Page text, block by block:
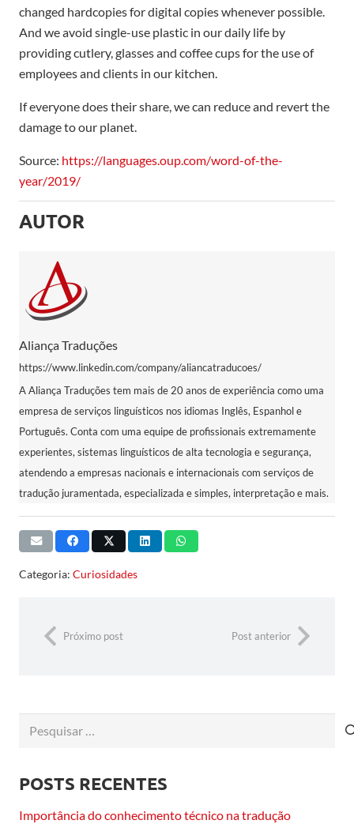
changed hardcopies for digital copies whenever possible.
And we avoid single-use plastic in our daily life by
providing cutlery, glasses and coffee cups for the use of
employees and clients in our kitchen.
If everyone does their share, we can reduce and revert the
damage to our planet.
Source: https://languages.oup.com/word-of-the-
year/2019/
AUTOR
Aliança Traduções
https://www.linkedin.com/company/aliancatraducoes/
A Aliança Traduções tem mais de 20 anos de experiência como uma
empresa de serviços linguísticos nos idiomas Inglês, Espanhol e
Português. Conta com uma equipe de profissionais extremamente
experientes, sistemas linguísticos de alta tecnologia e segurança,
atendendo a empresas nacionais e internacionais com serviços de
tradução juramentada, especializada e simples, interpretação e mais.
Categoria: Curiosidades
Próximo post Post anterior
POSTS RECENTES
Importância do conhecimento técnico na tradução